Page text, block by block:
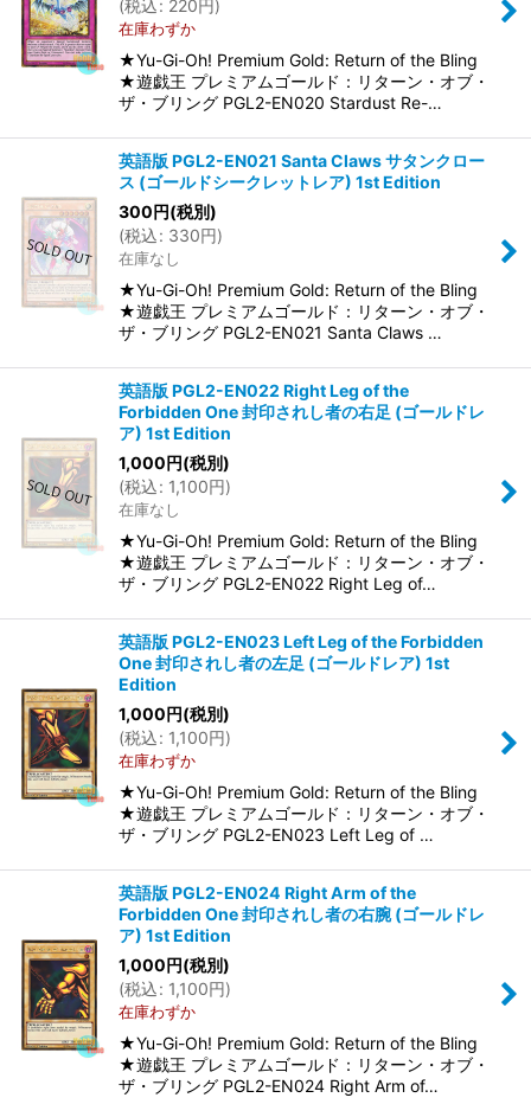
(税込: 220円)
在庫わずか
★Yu-Gi-Oh! Premium Gold: Return of the Bling
★遊戯王 プレミアムゴールド：リターン・オブ・
ザ・ブリング PGL2-EN020 Stardust Re-…
英語版 PGL2-EN021 Santa Claws サタンクロー
ス (ゴールドシークレットレア) 1st Edition
300円(税別)
(税込: 330円)
在庫なし
★Yu-Gi-Oh! Premium Gold: Return of the Bling
★遊戯王 プレミアムゴールド：リターン・オブ・
ザ・ブリング PGL2-EN021 Santa Claws …
英語版 PGL2-EN022 Right Leg of the
Forbidden One 封印されし者の右足 (ゴールドレ
ア) 1st Edition
1,000円(税別)
(税込: 1,100円)
在庫なし
★Yu-Gi-Oh! Premium Gold: Return of the Bling
★遊戯王 プレミアムゴールド：リターン・オブ・
ザ・ブリング PGL2-EN022 Right Leg of…
英語版 PGL2-EN023 Left Leg of the Forbidden
One 封印されし者の左足 (ゴールドレア) 1st
Edition
1,000円(税別)
(税込: 1,100円)
在庫わずか
★Yu-Gi-Oh! Premium Gold: Return of the Bling
★遊戯王 プレミアムゴールド：リターン・オブ・
ザ・ブリング PGL2-EN023 Left Leg of …
英語版 PGL2-EN024 Right Arm of the
Forbidden One 封印されし者の右腕 (ゴールドレ
ア) 1st Edition
1,000円(税別)
(税込: 1,100円)
在庫わずか
★Yu-Gi-Oh! Premium Gold: Return of the Bling
★遊戯王 プレミアムゴールド：リターン・オブ・
ザ・ブリング PGL2-EN024 Right Arm of…